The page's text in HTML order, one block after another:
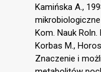
Kamińska A.,
Kom. Nauk Roln.
Korbas M.,
Znaczenie i